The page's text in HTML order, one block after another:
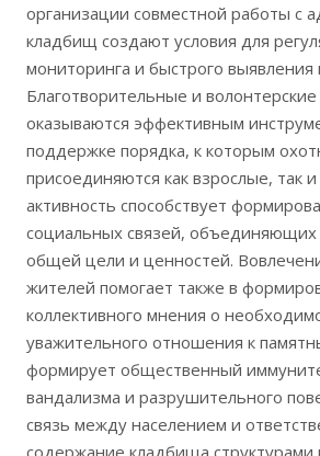
организации совместной работы с
кладбищ создают условия для
мониторинга и быстрого
Благотворительные и
оказываются эффективным
поддержке порядка, к которым
присоединяются как взрослые, так
активность способствует
социальных связей, объединяющих
общей цели и ценностей.
жителей помогает также в
коллективного мнения о
уважительного отношения к
формирует общественный
вандализма и разрушительного
связь между населением и
содержание кладбища структурами